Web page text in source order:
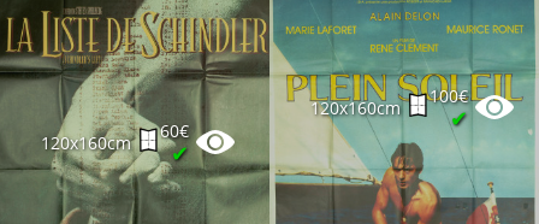
120x160cm
60€
✔
120x160cm
100€
✔